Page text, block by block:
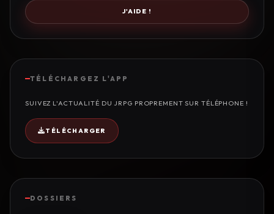
J'AIDE !
TÉLÉCHARGEZ L'APP
SUIVEZ L'ACTUALITÉ DU JRPG PROPREMENT SUR TÉLÉPHONE !
TÉLÉCHARGER
DOSSIERS